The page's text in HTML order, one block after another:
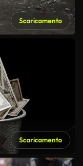
Scaricamento
Scaricamento